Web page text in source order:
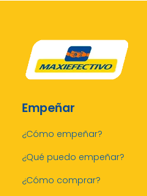
Empeñar
¿Cómo empeñar?
¿Qué puedo empeñar?
¿Cómo comprar?